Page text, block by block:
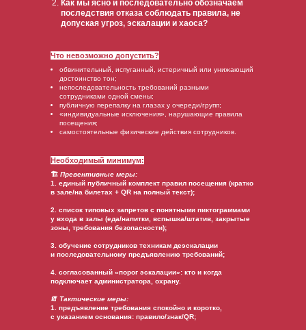
🏗️ Превентивные меры:
1. единый публичный комплект правил посещения (кратко
в зале/на билетах + QR на полный текст);
2. список типовых запретов с понятными пиктограммами
у входа в залы (еда/напитки, вспышка/штатив, закрытые
зоны, требования безопасности);
3. обучение сотрудников техникам деэскалации
и последовательному предъявлению требований;
4. согласованный «порог эскалации»: кто и когда
подключает администратора, охрану.
🧯 Тактические меры:
1. предъявление требования спокойно и коротко,
с указанием основания: правило/знак/QR;
обвинительный, испуганный, истеричный или унижающий
достоинство тон;
непоследовательность требований разными
сотрудниками одной смены;
публичную перепалку на глазах у очереди/групп;
«индивидуальные исключения», нарушающие правила
посещения;
самостоятельные физические действия сотрудников.
Как мы ясно и последовательно обозначаем
последствия отказа соблюдать правила, не
допуская угроз, эскалации и хаоса?
Что невозможно допустить?
Необходимый минимум: